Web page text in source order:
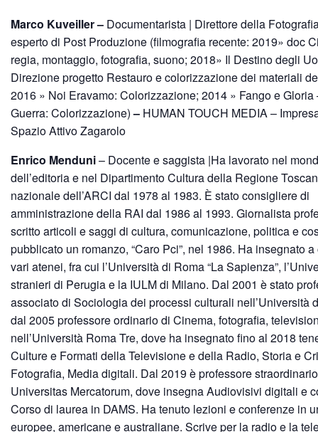
Marco Kuveiller– Documentarista | Direttore della
esperto di Post Produzione (filmografia recente: 2019» doc
regia, montaggio, fotografia, suono; 2018» Il Destino degli
Direzione progetto Restauro e colorizzazione dei materiali
2016 » Noi Eravamo: Colorizzazione; 2014 » Fango e Gloria
Guerra: Colorizzazione)– HUMAN TOUCH MEDIA –
Spazio Attivo Zagarolo
Enrico Menduni– Docente e saggista |Ha lavorato nel
dell’editoria e nel Dipartimento Cultura della Regione
nazionale dell’ARCI dal 1978 al 1983. È stato consigliere di
amministrazione della RAI dal 1986 al 1993. Giornalista
scritto articoli e saggi di cultura, comunicazione, politica e
pubblicato un romanzo, “Caro Pci”, nel 1986. Ha insegnato
vari atenei, fra cui l’Università di Roma “La Sapienza”,
stranieri di Perugia e la IULM di Milano. Dal 2001 è stato
associato di Sociologia dei processi culturali nell’Università
dal 2005 professore ordinario di Cinema, fotografia,
nell’Università Roma Tre, dove ha insegnato fino al 2018
Culture e Formati della Televisione e della Radio, Storia e
Fotografia, Media digitali. Dal 2019 è professore
Universitas Mercatorum, dove insegna Audiovisivi digitali e
Corso di laurea in DAMS. Ha tenuto lezioni e conferenze in
europee, americane e australiane. Scrive per la radio e la